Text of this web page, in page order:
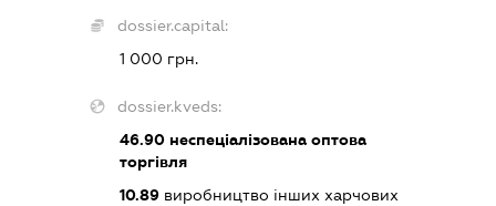
dossier.capital:
1 000 грн.
dossier.kveds:
46.90неспеціалізована оптова
торгівля
10.89виробництво інших харчових